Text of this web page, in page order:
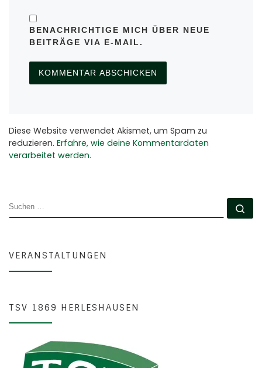
BENACHRICHTIGE MICH ÜBER NEUE
BEITRÄGE VIA E-MAIL.
Diese Website verwendet Akismet, um Spam zu
reduzieren. Erfahre, wie deine Kommentardaten
verarbeitet werden.
SUCHE
VERANSTALTUNGEN
TSV 1869 HERLESHAUSEN